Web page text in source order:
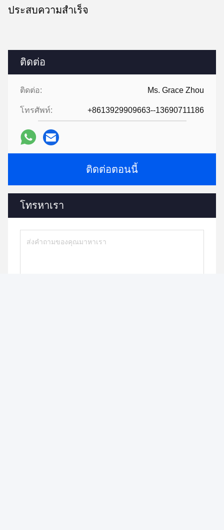
ติดต่อ
ติดต่อ: Ms. Grace Zhou
โทรศัพท์: +8613929909663--13690711186
ติดต่อตอนนี้
โทรหาเรา
ประสบความสําเร็จ